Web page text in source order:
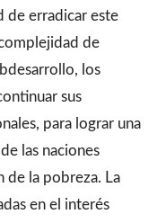
de erradicar este
de
los
sus
para lograr una
las naciones
de la pobreza. La
en el interés